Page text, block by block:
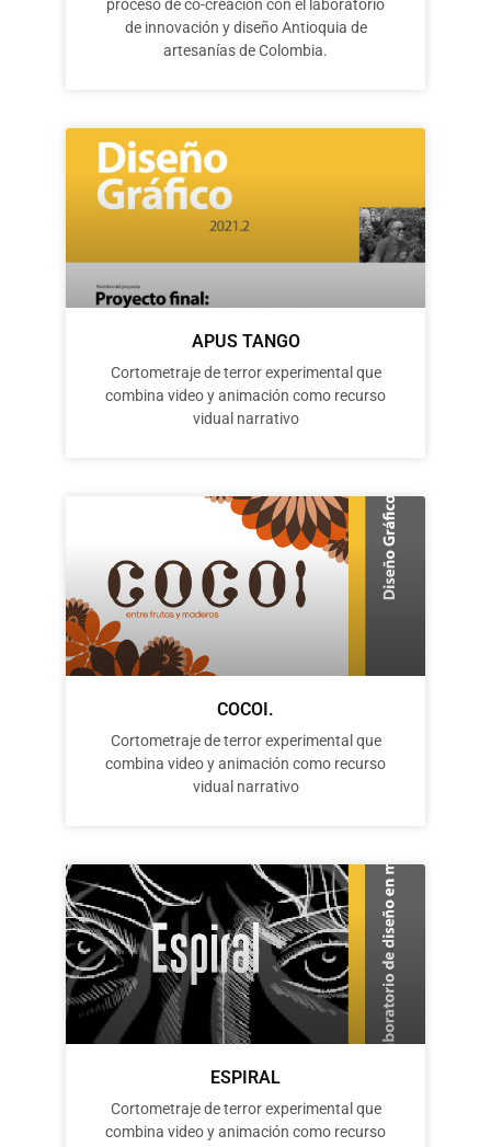
proceso de co-creación con el laboratorio
de innovación y diseño Antioquia de
artesanías de Colombia.
APUS TANGO
Cortometraje de terror experimental que
combina video y animación como recurso
vidual narrativo
COCOI.
Cortometraje de terror experimental que
combina video y animación como recurso
vidual narrativo
ESPIRAL
Cortometraje de terror experimental que
combina video y animación como recurso